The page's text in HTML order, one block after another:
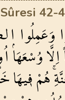
42-
وَعَمِلُوا
اِلَّاوُسْعَهَاۘ
هُمْف۪يهَا